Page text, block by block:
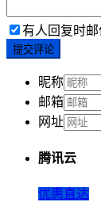
有人回复时
提交评论
昵称
邮箱
网址
腾讯云
优惠直达